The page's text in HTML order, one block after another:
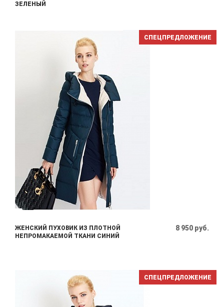
ЗЕЛЕНЫЙ
СПЕЦПРЕДЛОЖЕНИЕ
ЖЕНСКИЙ ПУХОВИК ИЗ ПЛОТНОЙ
НЕПРОМАКАЕМОЙ ТКАНИ СИНИЙ
8 950 руб.
СПЕЦПРЕДЛОЖЕНИЕ